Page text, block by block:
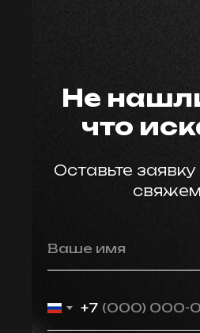
Не
что
Оставьте
Ваше имя
+7